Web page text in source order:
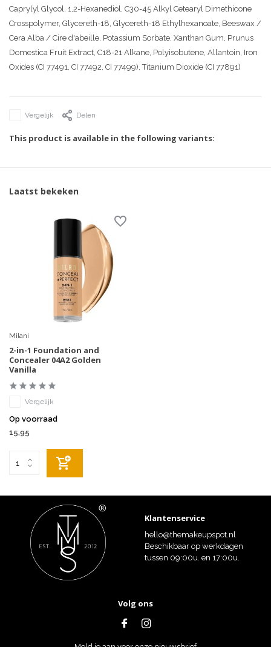
Caprylyl Glycol, 1,2-Hexanediol, C30-45 Alkyl Cetearyl Dimethicone
Crosspolymer, Glycereth-18, Glycereth-18 Ethylhexanoate, Beeswax /
Cera Alba / Cire d'abeille, Potassium Sorbate, Xanthan Gum, Prunus
Domestica Fruit Extract, C18-21 Alkane, Polyisobutene, Allantoin, Iron
Oxides (CI 77491, CI 77492, CI 77499), Titanium Dioxide (CI 77891)
Vergelijk Delen
This product is available in the following variants:
Laatst bekeken
Milani
2-in-1 Foundation and
Concealer 04A2 Golden
Vanilla
Vergelijk
Op voorraad
15,95
Klantenservice
hello@themakeupspot.nl
Beschikbaar op werkdagen
tussen 09:00u. en 17:00u.
Volg ons